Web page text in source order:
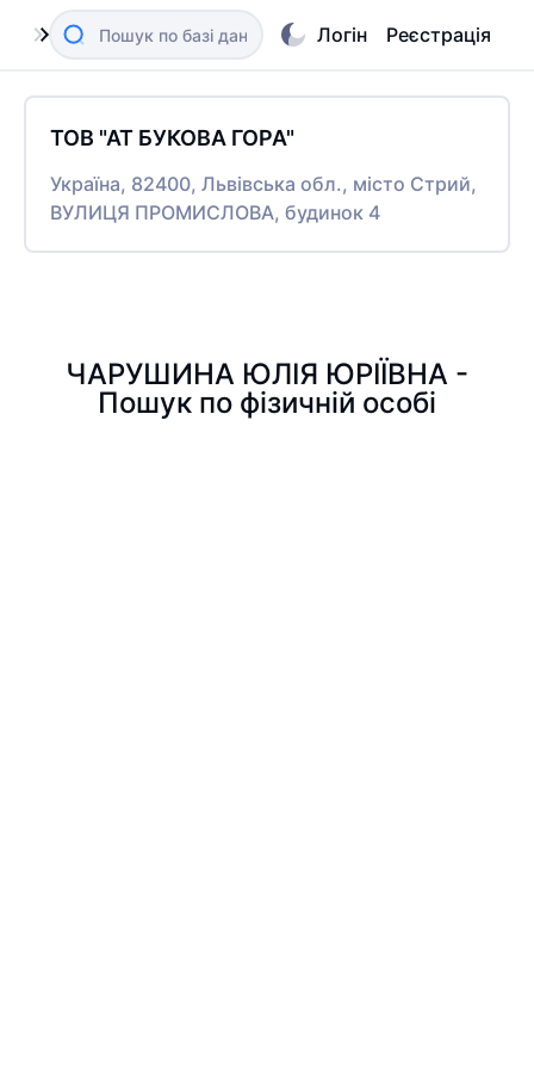
Логін Реєстрація
ТОВ "АТ БУКОВА ГОРА"
Україна, 82400, Львівська обл., місто Стрий,
ВУЛИЦЯ ПРОМИСЛОВА, будинок 4
ЧАРУШИНА ЮЛІЯ ЮРІЇВНА -
Пошук по фізичній особі